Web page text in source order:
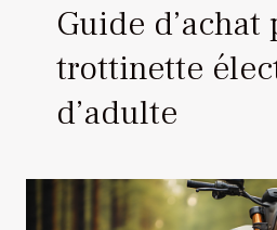
Guide d’achat
trottinette
d’adulte